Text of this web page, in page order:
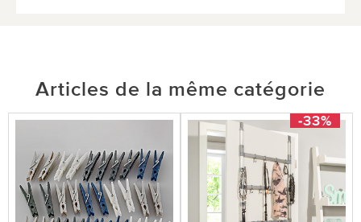
Articles de la même catégorie
-33%